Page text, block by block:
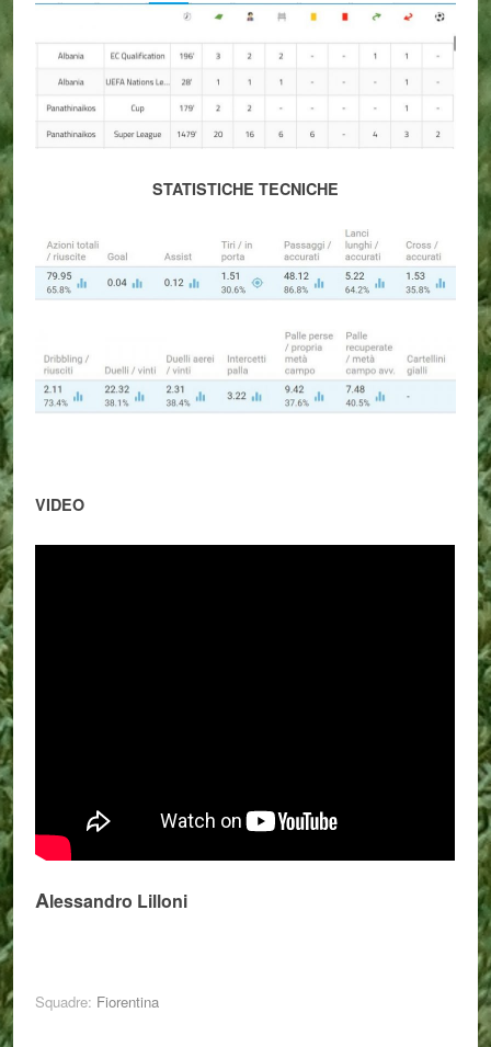
STATISTICHE TECNICHE
VIDEO
Alessandro Lilloni
Squadre: Fiorentina